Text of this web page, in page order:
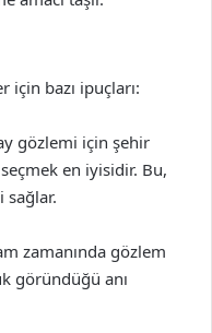
bazı ipuçları:
gözlemi için şehir
en iyisidir. Bu,
sağlar.
zamanında gözlem
göründüğü anı